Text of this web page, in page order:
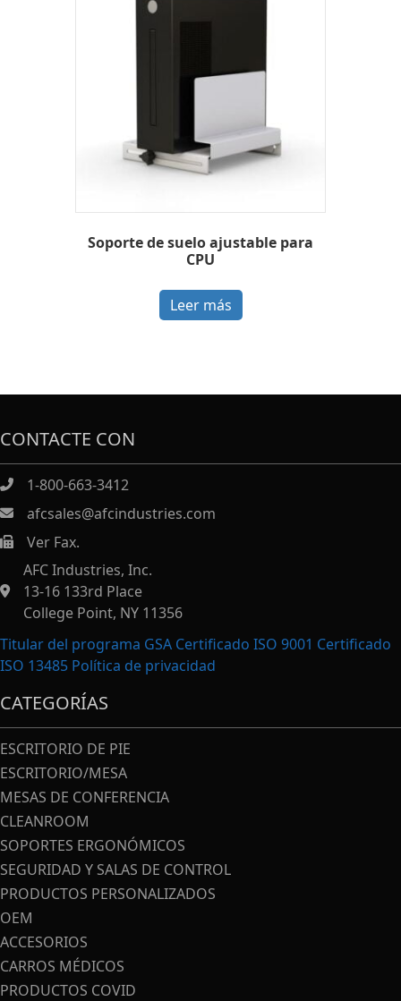
Soporte de suelo ajustable para
CPU
Leer más
CONTACTE CON
1-800-663-3412
afcsales@afcindustries.com
https://afcindustries.com/contact/#:~:text=Fax
Ver Fax.
AFC Industries, Inc.
13-16 133rd Place
College Point, NY 11356
Titular del programa GSA Certificado ISO 9001 Certificado
ISO 13485 Política de privacidad
CATEGORÍAS
ESCRITORIO DE PIE
ESCRITORIO/MESA
MESAS DE CONFERENCIA
CLEANROOM
SOPORTES ERGONÓMICOS
SEGURIDAD Y SALAS DE CONTROL
PRODUCTOS PERSONALIZADOS
OEM
ACCESORIOS
CARROS MÉDICOS
PRODUCTOS COVID